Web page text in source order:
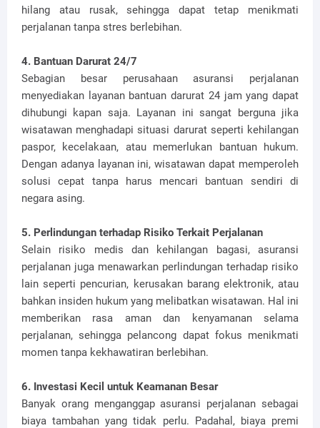
hilang atau rusak, sehingga dapat tetap menikmati
perjalanan tanpa stres berlebihan.
4. Bantuan Darurat 24/7
Sebagian besar perusahaan asuransi perjalanan
menyediakan layanan bantuan darurat 24 jam yang dapat
dihubungi kapan saja. Layanan ini sangat berguna jika
wisatawan menghadapi situasi darurat seperti kehilangan
paspor, kecelakaan, atau memerlukan bantuan hukum.
Dengan adanya layanan ini, wisatawan dapat memperoleh
solusi cepat tanpa harus mencari bantuan sendiri di
negara asing.
5. Perlindungan terhadap Risiko Terkait Perjalanan
Selain risiko medis dan kehilangan bagasi, asuransi
perjalanan juga menawarkan perlindungan terhadap risiko
lain seperti pencurian, kerusakan barang elektronik, atau
bahkan insiden hukum yang melibatkan wisatawan. Hal ini
memberikan rasa aman dan kenyamanan selama
perjalanan, sehingga pelancong dapat fokus menikmati
momen tanpa kekhawatiran berlebihan.
6. Investasi Kecil untuk Keamanan Besar
Banyak orang menganggap asuransi perjalanan sebagai
biaya tambahan yang tidak perlu. Padahal, biaya premi